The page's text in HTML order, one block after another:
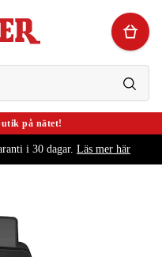
på nätet!
i 30 dagar. Läs mer här